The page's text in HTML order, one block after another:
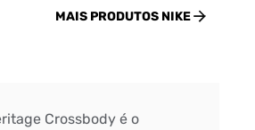
MAIS PRODUTOS NIKE
Crossbody é o